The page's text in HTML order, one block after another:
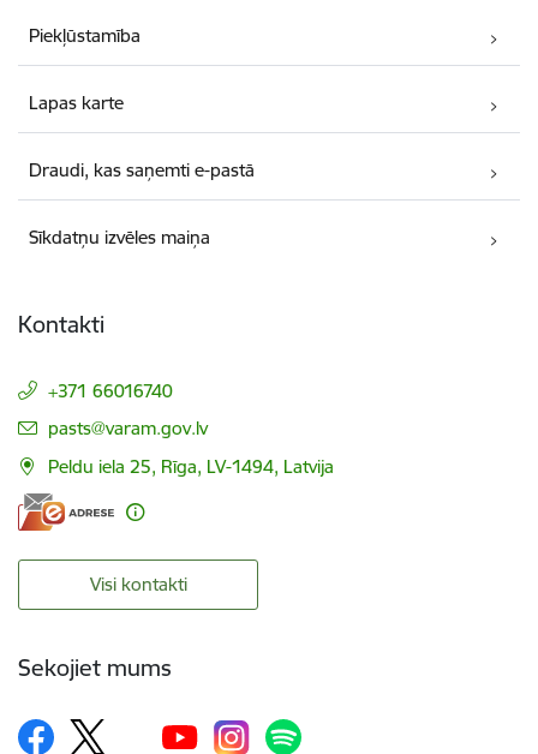
Piekļūstamība
Lapas karte
Draudi, kas saņemti e-pastā
Sīkdatņu izvēles maiņa
Kontakti
+371 66016740
E-pasts:
pasts@varam.gov.lv
Peldu iela 25, Rīga, LV-1494, Latvija
Visi kontakti
Sekojiet mums